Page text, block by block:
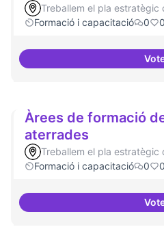
Treballem el pla estratègic
Formació i capacitació
0 0
Àrees de formació
aterrades
Treballem el pla estratègic
Formació i capacitació
0 0